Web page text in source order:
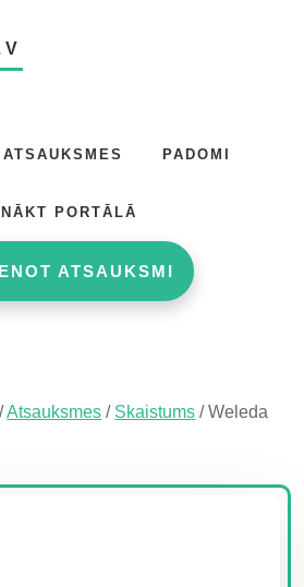
ATSAUKSMES PADOMI
PORTĀLĀ
ATSAUKSMI
/Atsauksmes / Skaistums /Weleda